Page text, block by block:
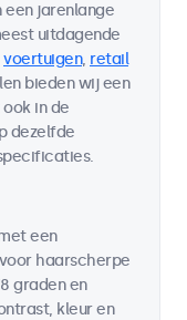
een jarenlange
uitdagende
voertuigen, retail
bieden wij een
in de
dezelfde
een
haarscherpe
graden en
kleur en